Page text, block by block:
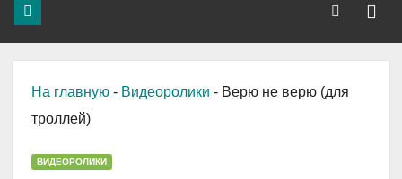
На главную - Видеоролики - Верю не верю (для
троллей)
ВИДЕОРОЛИКИ